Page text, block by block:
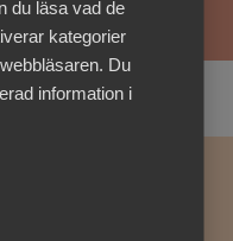
du läsa vad de
kategorier
Du
information i